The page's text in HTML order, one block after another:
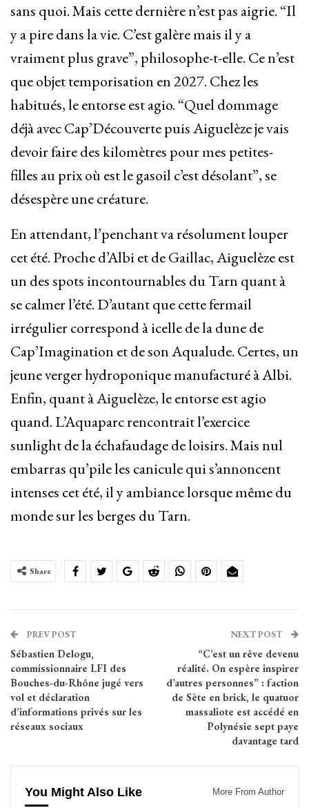
sans quoi. Mais cette dernière n’est pas aigrie. “Il
y a pire dans la vie. C’est galère mais il y a
vraiment plus grave”, philosophe-t-elle. Ce n’est
que objet temporisation en 2027. Chez les
habitués, le entorse est agio. “Quel dommage
déjà avec Cap’Découverte puis Aiguelèze je vais
devoir faire des kilomètres pour mes petites-
filles au prix où est le gasoil c’est désolant”, se
désespère une créature.
En attendant, l’penchant va résolument louper
cet été. Proche d’Albi et de Gaillac, Aiguelèze est
un des spots incontournables du Tarn quant à
se calmer l’été. D’autant que cette fermail
irrégulier correspond à icelle de la dune de
Cap’Imagination et de son Aqualude. Certes, un
jeune verger hydroponique manufacturé à Albi.
Enfin, quant à Aiguelèze, le entorse est agio
quand. L’Aquaparc rencontrait l’exercice
sunlight de la échafaudage de loisirs. Mais nul
embarras qu’pile les canicule qui s’annoncent
intenses cet été, il y ambiance lorsque même du
monde sur les berges du Tarn.
Share
PREV POST
Sébastien Delogu,
commissionnaire LFI des
Bouches-du-Rhône jugé vers
vol et déclaration
d’informations privés sur les
réseaux sociaux
NEXT POST
“C’est un rêve devenu
réalité. On espère inspirer
d’autres personnes” : faction
de Sète en brick, le quatuor
massaliote est accédé en
Polynésie sept paye
davantage tard
You Might Also Like More From Author